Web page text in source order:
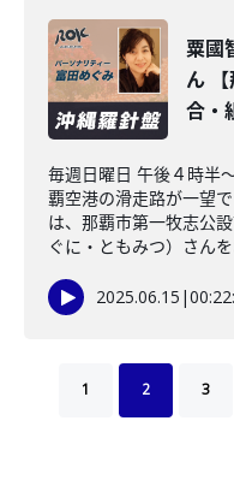
粟國
ん
合・
毎週日曜日 午後４時半
覇空港の滑走路が一望
は、那覇市第一牧志公
ぐに・ともみつ）さん
2025.06.15 |
1 2 3